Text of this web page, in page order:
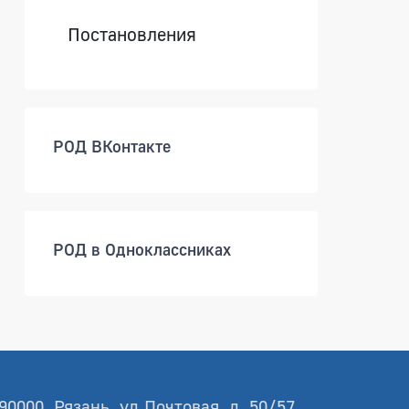
Постановления
РОД ВКонтакте
РОД в Одноклассниках